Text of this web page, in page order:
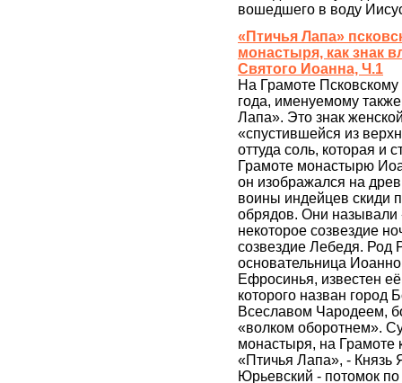
вошедшего в воду
«Птичья Лапа»
монастыря, как знак
Святого Иоанна, Ч.1
На Грамоте
года, именуемому
Лапа». Это знак
«спустившейся из
оттуда соль, которая и
Грамоте монастырю
он изображался на
воины индейцев скиди
обрядов. Они
некоторое созвездие
созвездие Лебедя. Род
основательница
Ефросинья, известен
которого назван город
Всеславом Чародеем,
«волком оборотнем».
монастыря, на Грамоте
«Птичья Лапа», - Князь
Юрьевский - потомок